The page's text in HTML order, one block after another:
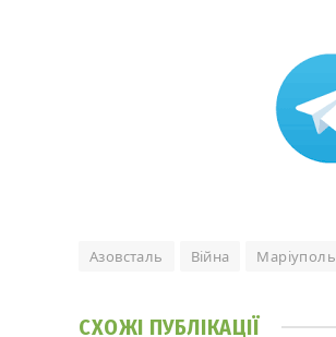
Азовсталь Війна Маріуполь
СХОЖІ ПУБЛІКАЦІЇ